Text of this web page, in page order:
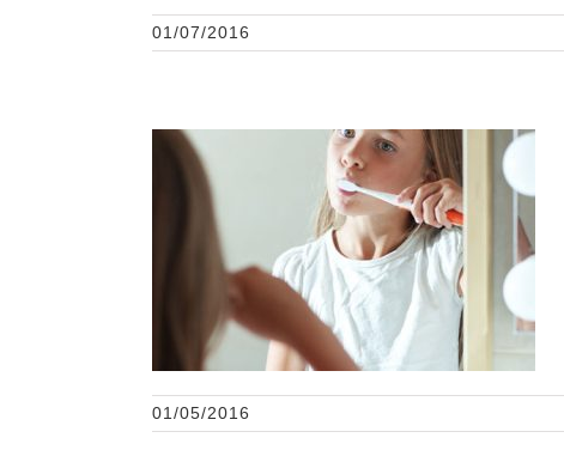
01/07/2016
Salud bucal infantil
01/05/2016